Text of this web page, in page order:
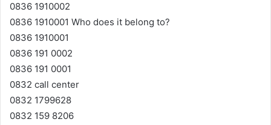
0836 1910002
0836 1910001 Who does it belong to?
0836 1910001
0836 191 0002
0836 191 0001
0832 call center
0832 1799628
0832 159 8206